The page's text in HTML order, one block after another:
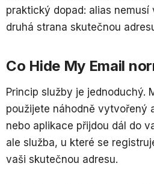
praktický dopad: alias nemusí
druhá strana skutečnou
Co Hide My Email
Princip služby je jednoduchý.
použijete náhodně vytvořený
nebo aplikace přijdou dál do
ale služba, u které se
vaši skutečnou adresu.